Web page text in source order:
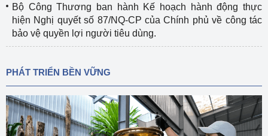
Bộ Công Thương ban hành Kế hoạch hành động thực
hiện Nghị quyết số 87/NQ-CP của Chính phủ về công tác
bảo vệ quyền lợi người tiêu dùng.
PHÁT TRIỂN BỀN VỮNG